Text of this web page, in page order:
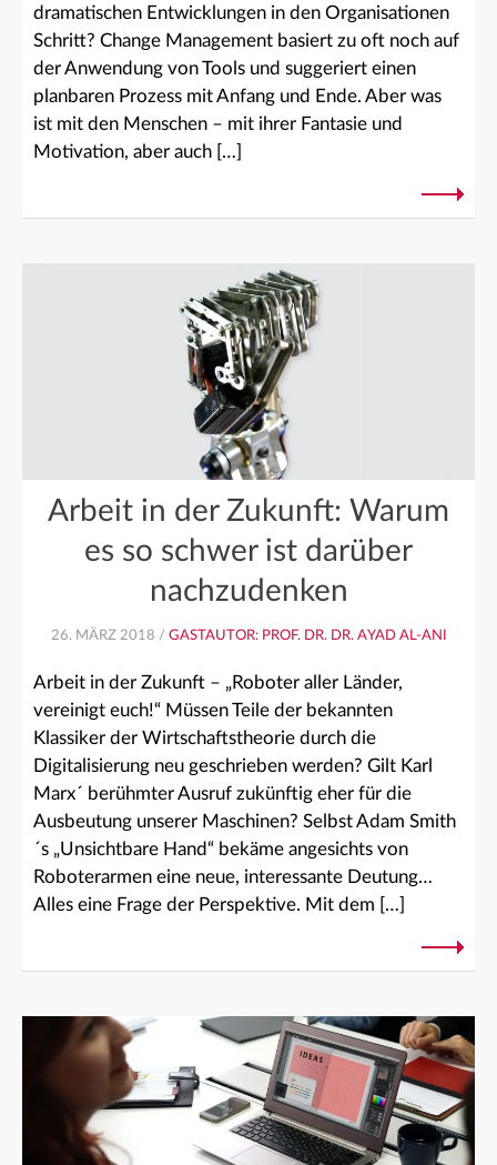
dramatischen Entwicklungen in den Organisationen
Schritt? Change Management basiert zu oft noch auf
der Anwendung von Tools und suggeriert einen
planbaren Prozess mit Anfang und Ende. Aber was
ist mit den Menschen – mit ihrer Fantasie und
Motivation, aber auch […]
Arbeit in der Zukunft: Warum
es so schwer ist darüber
nachzudenken
26. MÄRZ 2018 / GASTAUTOR: PROF. DR. DR. AYAD AL-ANI
Arbeit in der Zukunft – „Roboter aller Länder,
vereinigt euch!“ Müssen Teile der bekannten
Klassiker der Wirtschaftstheorie durch die
Digitalisierung neu geschrieben werden? Gilt Karl
Marx´ berühmter Ausruf zukünftig eher für die
Ausbeutung unserer Maschinen? Selbst Adam Smith
´s „Unsichtbare Hand“ bekäme angesichts von
Roboterarmen eine neue, interessante Deutung…
Alles eine Frage der Perspektive. Mit dem […]